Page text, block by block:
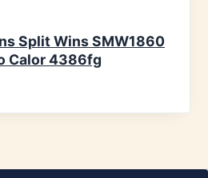
Split Wins SMW1860
Calor 4386fg